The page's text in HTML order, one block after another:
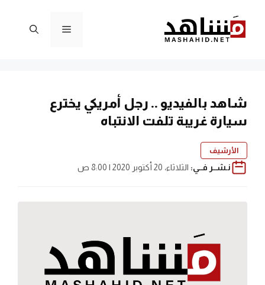
المحتوى
القائمة
شاهد بالفيديو .. رجل أمريكي يخترع
سيارة غريبة تلفت الانتباه
الأرشيف
نـشــر فــي: الثلاثاء، 20 أكتوبر 2020 | 8:00 ص